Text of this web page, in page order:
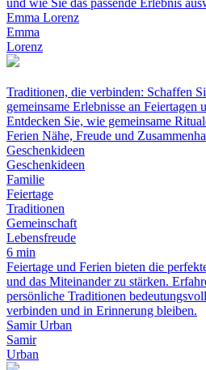
und wie Sie das passende Erlebnis
Emma Lorenz
Emma
Lorenz
Traditionen, die verbinden: Schaffen
gemeinsame Erlebnisse an Feiertagen
Entdecken Sie, wie gemeinsame
Ferien Nähe, Freude und
Geschenkideen
Geschenkideen
Familie
Feiertage
Traditionen
Gemeinschaft
Lebensfreude
6 min
Feiertage und Ferien bieten die
und das Miteinander zu stärken.
persönliche Traditionen
verbinden und in Erinnerung bleiben.
Samir Urban
Samir
Urban